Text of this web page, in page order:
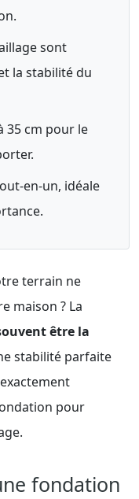
sont
la stabilité du
35 cm pour le
en-un, idéale
terrain ne
maison ? La
être la
stabilité parfaite
pour
fondation